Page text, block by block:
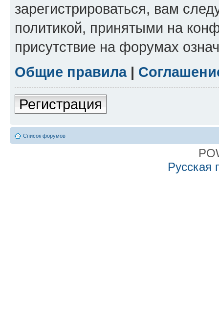
зарегистрироваться, вам
политикой, принятыми на
присутствие на форумах
Общие правила|
Регистрация
Список форумов
Русская